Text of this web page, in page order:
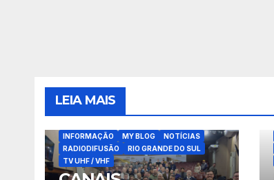
LEIA MAIS
INFORMAÇÃO
MY BLOG
NOTÍCIAS
RADIODIFUSÃO
RIO GRANDE DO SUL
TV UHF / VHF